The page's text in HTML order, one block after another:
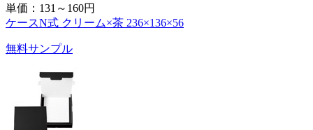
単価： 131～160円
ケースN式 クリーム×茶 236×136×56
無料サンプル